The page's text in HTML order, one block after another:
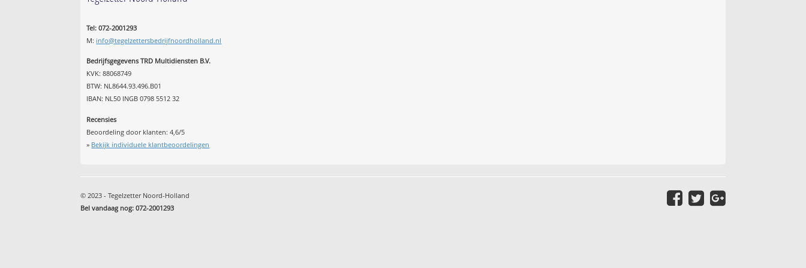
Tel: 072-2001293
M: info@tegelzettersbedrijfnoordholland.nl
Bedrijfsgegevens TRD Multidiensten B.V.
KVK: 88068749
BTW: NL8644.93.496.B01
IBAN: NL50 INGB 0798 5512 32
Recensies
Beoordeling door klanten:4,6/5
» Bekijk individuele klantbeoordelingen
© 2023 - Tegelzetter Noord-Holland
Bel vandaag nog: 072-2001293